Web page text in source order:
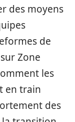
des moyens
de
Zone
les
en train
des